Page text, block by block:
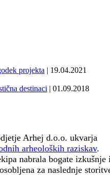
projekta | 19.04.2021
destinaci | 01.09.2018
Arhej d.o.o. ukvarja
arheoloških raziskav.
nabrala bogate izkušnje
za naslednje